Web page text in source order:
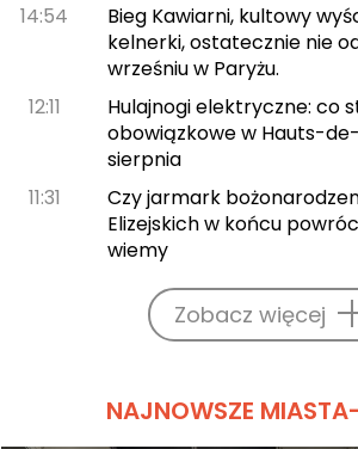
14:54
Bieg Kawiarni, kultowy
kelnerki, ostatecznie nie
wrześniu w Paryżu.
12:11
Hulajnogi elektryczne: co
obowiązkowe w Hauts-
sierpnia
11:31
Czy jarmark
Elizejskich w końcu
wiemy
Zobacz więcej
NAJNOWSZE